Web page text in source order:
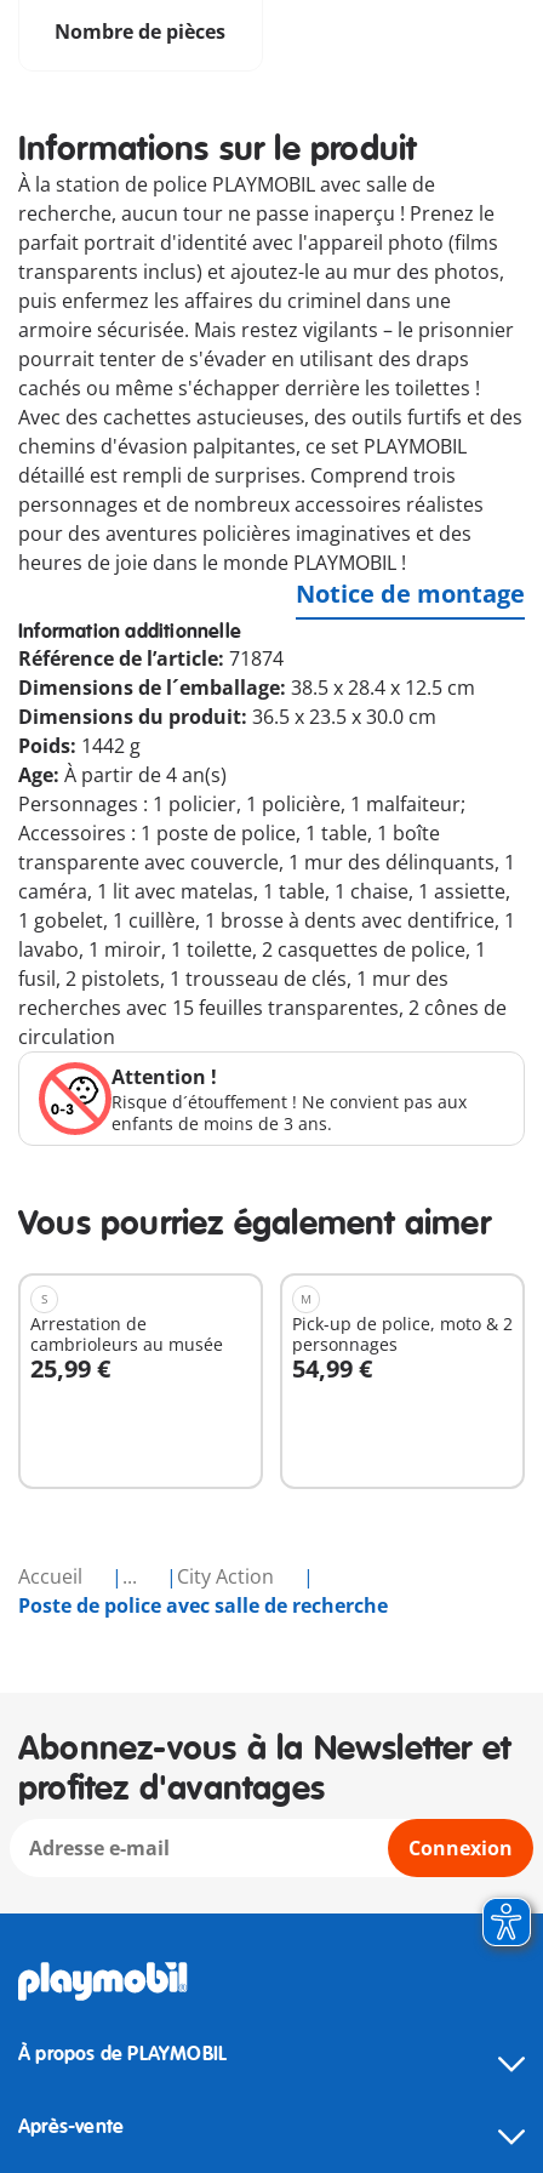
Accueil ...
City Action
Poste de police avec salle de recherche
Nombre de pièces
Informations sur le produit
À la station de police PLAYMOBIL avec salle de
recherche, aucun tour ne passe inaperçu ! Prenez le
parfait portrait d'identité avec l'appareil photo (films
transparents inclus) et ajoutez-le au mur des photos,
puis enfermez les affaires du criminel dans une
armoire sécurisée. Mais restez vigilants – le prisonnier
pourrait tenter de s'évader en utilisant des draps
cachés ou même s'échapper derrière les toilettes !
Avec des cachettes astucieuses, des outils furtifs et des
chemins d'évasion palpitantes, ce set PLAYMOBIL
détaillé est rempli de surprises. Comprend trois
personnages et de nombreux accessoires réalistes
pour des aventures policières imaginatives et des
heures de joie dans le monde PLAYMOBIL !
Notice de montage
Information additionnelle
Référence de l’article: 71874
Dimensions de l´emballage: 38.5 x 28.4 x 12.5 cm
Dimensions du produit: 36.5 x 23.5 x 30.0 cm
Poids: 1442 g
Age: À partir de 4 an(s)
Personnages : 1 policier, 1 policière, 1 malfaiteur;
Accessoires : 1 poste de police, 1 table, 1 boîte
transparente avec couvercle, 1 mur des délinquants, 1
caméra, 1 lit avec matelas, 1 table, 1 chaise, 1 assiette,
1 gobelet, 1 cuillère, 1 brosse à dents avec dentifrice, 1
lavabo, 1 miroir, 1 toilette, 2 casquettes de police, 1
fusil, 2 pistolets, 1 trousseau de clés, 1 mur des
recherches avec 15 feuilles transparentes, 2 cônes de
circulation
Attention !
Risque d´étouffement ! Ne convient pas aux
enfants de moins de 3 ans.
Vous pourriez également aimer
S
Arrestation de
cambrioleurs au musée
25,99 €
Au panier
M
Pick-up de police, moto & 2
personnages
54,99 €
Au panier
Abonnez-vous à la Newsletter et
profitez d'avantages
Connexion
À propos de PLAYMOBIL
Après-vente